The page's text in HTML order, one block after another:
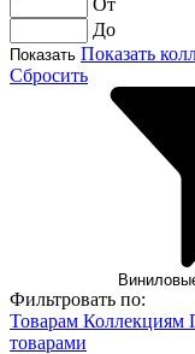
До
Показать Показать
Сбросить
Фильтровать по:
Товарам Коллекциям
товарами